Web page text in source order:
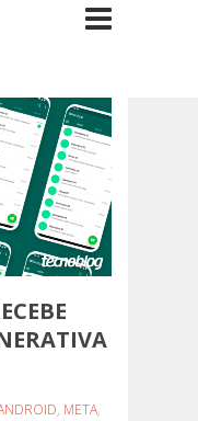
, META,